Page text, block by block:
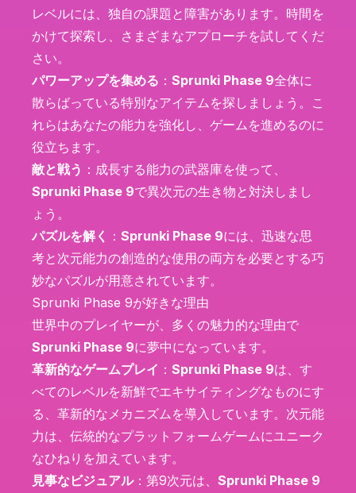
レベルには、独自の課題と障害があります。時間を
かけて探索し、さまざまなアプローチを試してくだ
さい。
パワーアップを集める ： Sprunki Phase 9全体に
散らばっている特別なアイテムを探しましょう。こ
れらはあなたの能力を強化し、ゲームを進めるのに
役立ちます。
敵と戦う ：成長する能力の武器庫を使って、
Sprunki Phase 9で異次元の生き物と対決しまし
ょう。
パズルを解く ： Sprunki Phase 9には、迅速な思
考と次元能力の創造的な使用の両方を必要とする巧
妙なパズルが用意されています。
Sprunki Phase 9が好きな理由
世界中のプレイヤーが、多くの魅力的な理由で
Sprunki Phase 9に夢中になっています。
革新的なゲームプレイ ： Sprunki Phase 9は、す
べてのレベルを新鮮でエキサイティングなものにす
る、革新的なメカニズムを導入しています。次元能
力は、伝統的なプラットフォームゲームにユニーク
なひねりを加えています。
見事なビジュアル：第9次元は、 Sprunki Phase 9